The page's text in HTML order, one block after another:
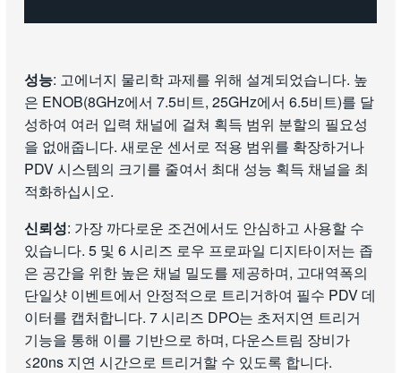
성능: 고에너지 물리학 과제를 위해 설계되었습니다. 높
은 ENOB(8GHz에서 7.5비트, 25GHz에서 6.5비트)를 달
성하여 여러 입력 채널에 걸쳐 획득 범위 분할의 필요성
을 없애줍니다. 새로운 센서로 적용 범위를 확장하거나
PDV 시스템의 크기를 줄여서 최대 성능 획득 채널을 최
적화하십시오.
신뢰성: 가장 까다로운 조건에서도 안심하고 사용할 수
있습니다. 5 및 6 시리즈 로우 프로파일 디지타이저는 좁
은 공간을 위한 높은 채널 밀도를 제공하며, 고대역폭의
단일샷 이벤트에서 안정적으로 트리거하여 필수 PDV 데
이터를 캡처합니다. 7 시리즈 DPO는 초저지연 트리거
기능을 통해 이를 기반으로 하며, 다운스트림 장비가
≤20ns 지연 시간으로 트리거할 수 있도록 합니다.